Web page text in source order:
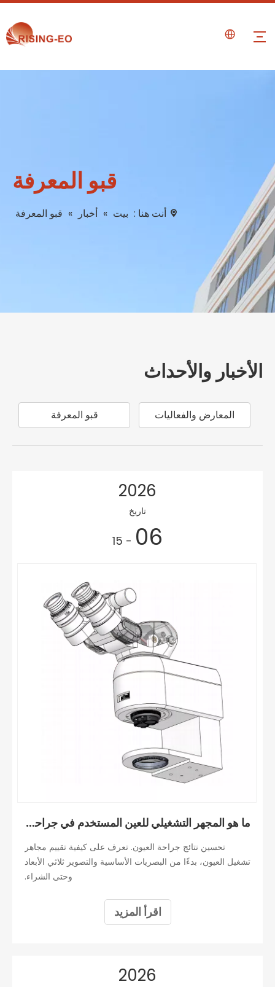
قبو المعرفة
أنت هنا : بيت » أخبار » قبو المعرفة
الأخبار والأحداث
المعارض والفعاليات قبو المعرفة
2026
تاريخ
06
- 15
ما هو المجهر التشغيلي للعين المستخدم في جراحة العيون؟
تحسين نتائج جراحة العيون. تعرف على كيفية تقييم مجاهر
تشغيل العيون، بدءًا من البصريات الأساسية والتصوير ثلاثي الأبعاد
وحتى الشراء.
اقرأ المزيد
2026